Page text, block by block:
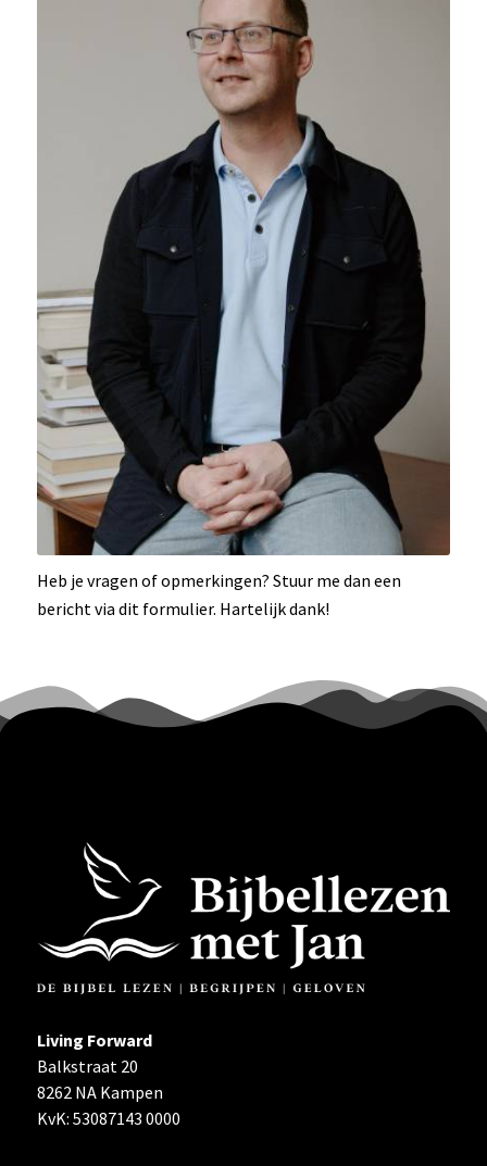
Heb je vragen of opmerkingen? Stuur me dan een
bericht via dit formulier. Hartelijk dank!
Living Forward
Balkstraat 20
8262 NA Kampen
KvK: 53087143 0000